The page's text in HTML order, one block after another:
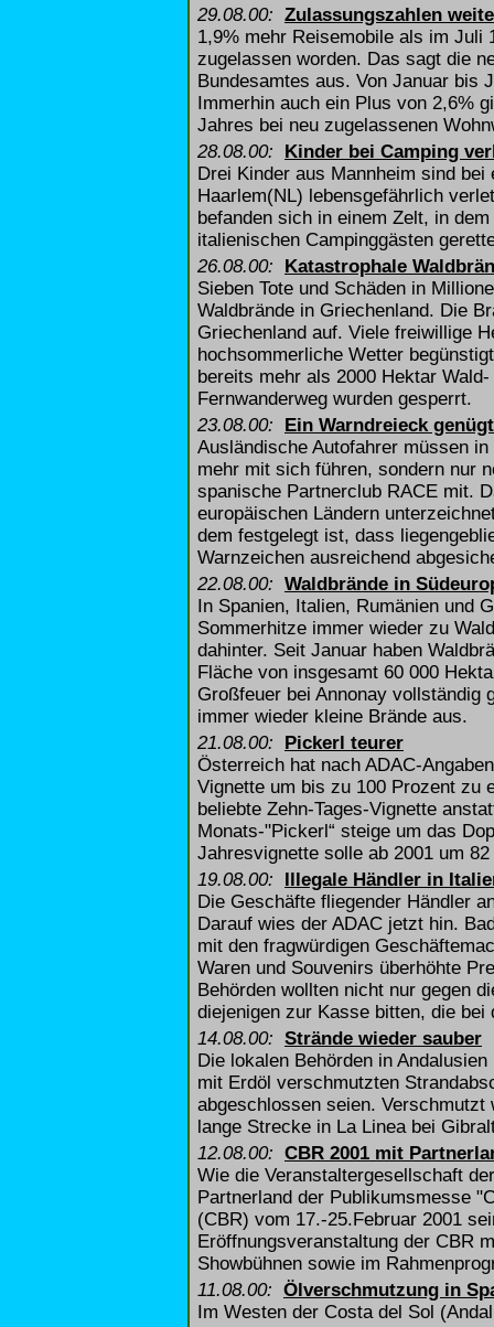
29.08.00: Zulassungszahlen
1,9% mehr Reisemobile als im Juli
zugelassen worden. Das sagt die
Bundesamtes aus. Von Januar bis
Immerhin auch ein Plus von 2,6%
Jahres bei neu zugelassenen
28.08.00:
Kinder bei Camping
Drei Kinder aus Mannheim sind
Haarlem(NL) lebensgefährlich
befanden sich in einem Zelt, in
italienischen Campinggästen
26.08.00:
Katastrophale
Sieben Tote und Schäden in
Waldbrände in Griechenland. Die
Griechenland auf. Viele freiwillige
hochsommerliche Wetter
bereits mehr als 2000 Hektar
Fernwanderweg wurden gesperrt.
23.08.00:
Ein Warndreieck genügt
Ausländische Autofahrer müssen
mehr mit sich führen, sondern nur
spanische Partnerclub RACE mit.
europäischen Ländern
dem festgelegt ist, dass
Warnzeichen ausreichend
22.08.00: Waldbrände in
In Spanien, Italien, Rumänien und
Sommerhitze immer wieder zu
dahinter. Seit Januar haben
Fläche von insgesamt 60 000
Großfeuer bei Annonay vollständig
immer wieder kleine Brände aus.
21.08.00:
Pickerl teurer
Österreich hat nach ADAC-
Vignette um bis zu 100 Prozent zu
beliebte Zehn-Tages-Vignette
Monats-"Pickerl“ steige um das
Jahresvignette solle ab 2001 um
19.08.00:
Illegale Händler in
Die Geschäfte fliegender Händler
Darauf wies der ADAC jetzt hin.
mit den fragwürdigen
Waren und Souvenirs überhöhte
Behörden wollten nicht nur gegen
diejenigen zur Kasse bitten, die bei
14.08.00: Strände wieder sauber
Die lokalen Behörden in
mit Erdöl verschmutzten
abgeschlossen seien. Verschmutzt
lange Strecke in La Linea bei
12.08.00: CBR 2001 mit
Wie die Veranstaltergesellschaft
Partnerland der Publikumsmesse
(CBR) vom 17.-25.Februar 2001
Eröffnungsveranstaltung der CBR
Showbühnen sowie im
11.08.00: Ölverschmutzung in
Im Westen der Costa del Sol